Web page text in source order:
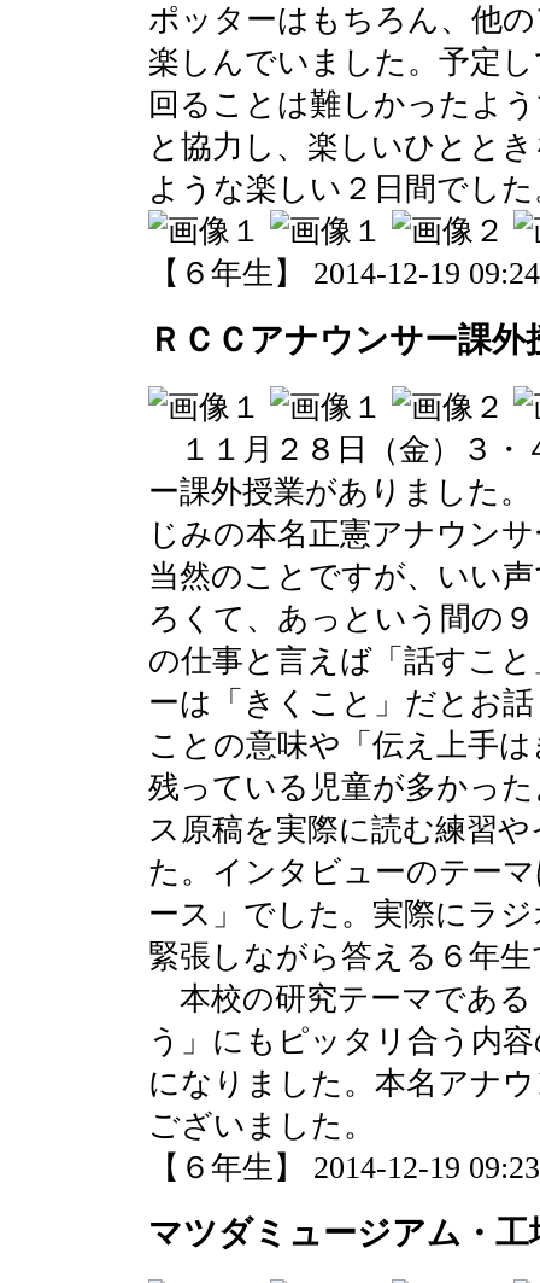
ポッターはもちろん、他
楽しんでいました。予定
回ることは難しかったよ
と協力し、楽しいひとと
ような楽しい２日間でし
【６年生】 2014-12-19
ＲＣＣアナウンサー課外
１１月２８日（金）３・
ー課外授業がありました
じみの本名正憲アナウン
当然のことですが、いい
ろくて、あっという間の
の仕事と言えば「話すこ
ーは「きくこと」だとお
ことの意味や「伝え上手
残っている児童が多かっ
ス原稿を実際に読む練習
た。インタビューのテー
ース」でした。実際にラ
緊張しながら答える６年
本校の研究テーマであ
う」にもピッタリ合う内
になりました。本名アナ
ございました。
【６年生】 2014-12-19
マツダミュージアム・工